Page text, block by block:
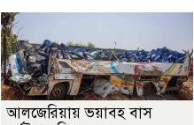
আলজেরিয়ায় ভয়াবহ বাস